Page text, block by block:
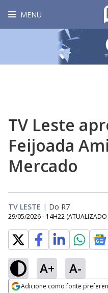
MENU
TV Leste
Feijoada
Mercado
TV LESTE | Do R7
29/05/2026 - 14H22 (ATUALIZADO
A+ A-
Adicione como fonte